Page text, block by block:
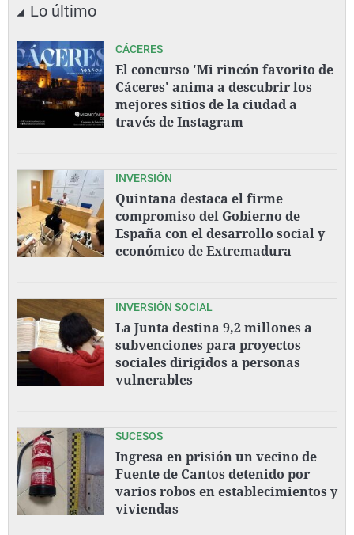
Lo último
CÁCERES
El concurso 'Mi rincón favorito de
Cáceres' anima a descubrir los
mejores sitios de la ciudad a
través de Instagram
INVERSIÓN
Quintana destaca el firme
compromiso del Gobierno de
España con el desarrollo social y
económico de Extremadura
INVERSIÓN SOCIAL
La Junta destina 9,2 millones a
subvenciones para proyectos
sociales dirigidos a personas
vulnerables
SUCESOS
Ingresa en prisión un vecino de
Fuente de Cantos detenido por
varios robos en establecimientos y
viviendas